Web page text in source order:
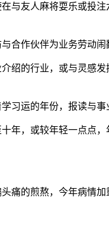
与友人麻将耍乐或投
合作伙伴为业务劳动闹
绍的行业，或与灵感
习运的年份，报读与事
年，或较年轻一点点
痛的煎熬，今年病情